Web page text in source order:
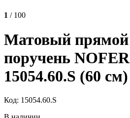
1 / 100
Матовый прямой
поручень NOFER
15054.60.S (60 см)
Код: 15054.60.S